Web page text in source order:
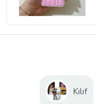
Kılıf